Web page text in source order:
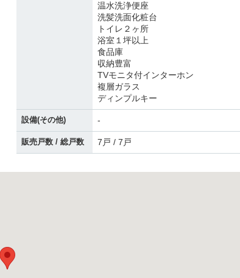
温水洗浄便座
洗髪洗面化粧台
トイレ２ヶ所
浴室１坪以上
食品庫
収納豊富
TVモニタ付インターホン
複層ガラス
ディンプルキー
設備(その他) -
販売戸数 / 総戸数 7戸 / 7戸